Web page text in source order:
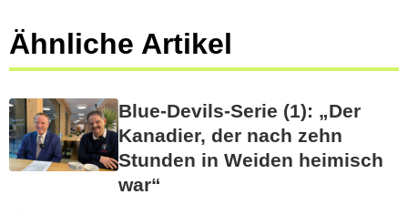
Ähnliche Artikel
Blue-Devils-Serie (1): „Der
Kanadier, der nach zehn
Stunden in Weiden heimisch
war“